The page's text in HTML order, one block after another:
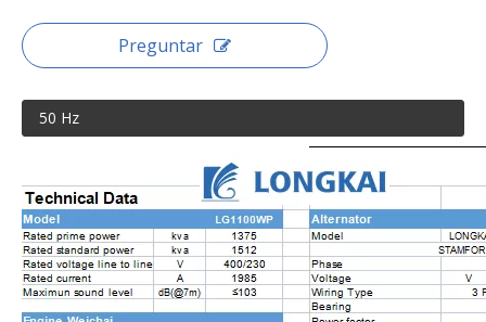
Preguntar
50 Hz